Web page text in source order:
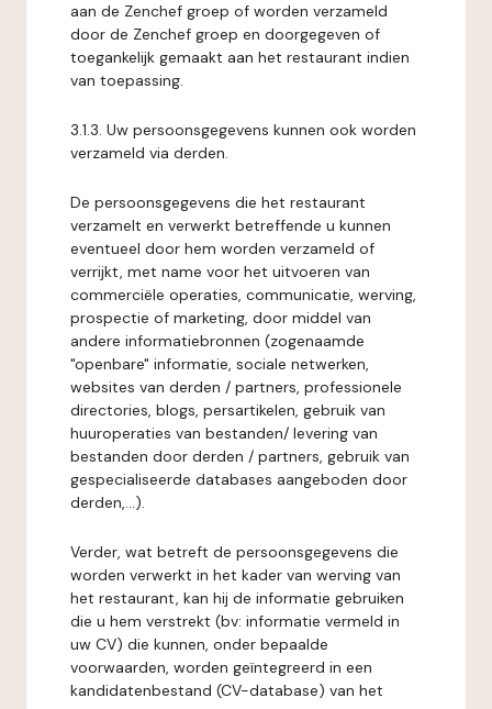
aan de Zenchef groep of worden verzameld
door de Zenchef groep en doorgegeven of
toegankelijk gemaakt aan het restaurant indien
van toepassing.
3.1.3. Uw persoonsgegevens kunnen ook worden
verzameld via derden.
De persoonsgegevens die het restaurant
verzamelt en verwerkt betreffende u kunnen
eventueel door hem worden verzameld of
verrijkt, met name voor het uitvoeren van
commerciële operaties, communicatie, werving,
prospectie of marketing, door middel van
andere informatiebronnen (zogenaamde
"openbare" informatie, sociale netwerken,
websites van derden / partners, professionele
directories, blogs, persartikelen, gebruik van
huuroperaties van bestanden/ levering van
bestanden door derden / partners, gebruik van
gespecialiseerde databases aangeboden door
derden,...).
Verder, wat betreft de persoonsgegevens die
worden verwerkt in het kader van werving van
het restaurant, kan hij de informatie gebruiken
die u hem verstrekt (bv: informatie vermeld in
uw CV) die kunnen, onder bepaalde
voorwaarden, worden geïntegreerd in een
kandidatenbestand (CV-database) van het